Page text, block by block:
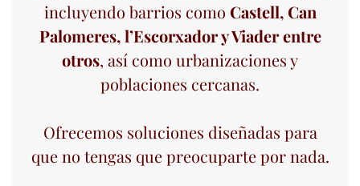
incluyendo barrios como Castell, Can
Palomeres, l’Escorxador y Viader entre
otros, así como urbanizaciones y
poblaciones cercanas.
Ofrecemos soluciones diseñadas para
que no tengas que preocuparte por nada.